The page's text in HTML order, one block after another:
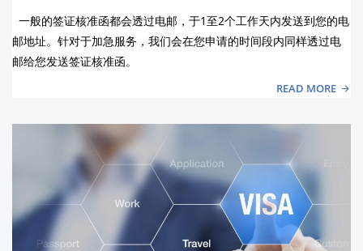
一般的签证核准函都会透过电邮，于1至2个工作天内发送到您的电
邮地址。针对于加急服务，我们会在您申请的时间段内同样透过电
邮给您发送签证核准函。
READ MORE